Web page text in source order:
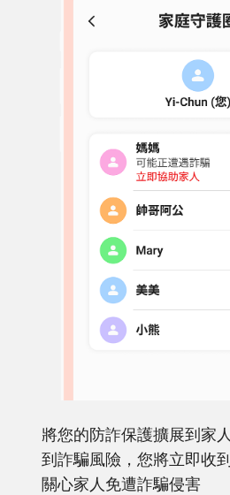
將您的防詐保護擴展到家
到詐騙風險，您將立即收
關心家人免遭詐騙侵害